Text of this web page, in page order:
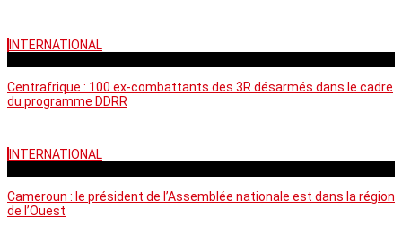
INTERNATIONAL
Centrafrique : 100 ex-combattants des 3R désarmés dans le cadre
du programme DDRR
INTERNATIONAL
Cameroun : le président de l’Assemblée nationale est dans la région
de l’Ouest